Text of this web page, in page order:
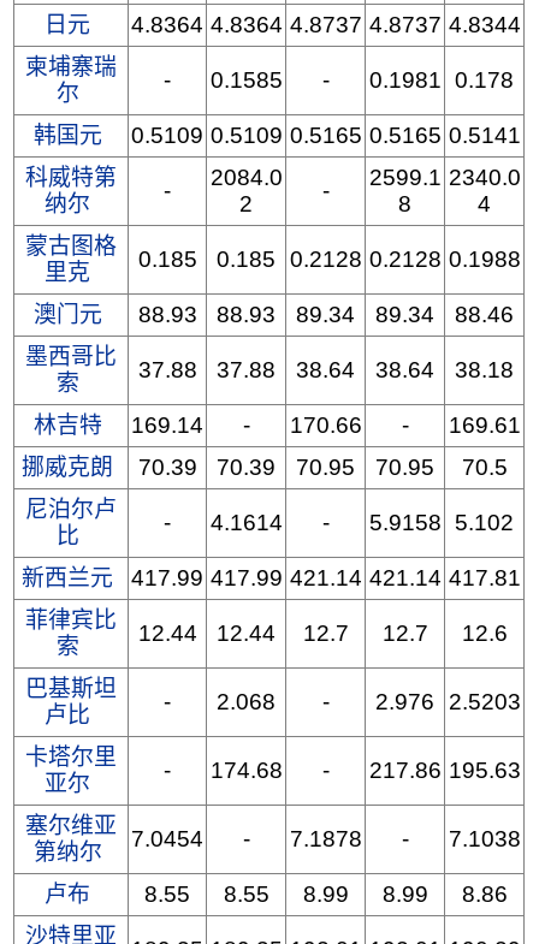
日元
4.8364 4.8364 4.8737 4.8737 4.8344
柬埔寨瑞
尔
- 0.1585 - 0.1981 0.178
韩国元 0.5109 0.5109 0.5165 0.5165 0.5141
科威特第
纳尔
-
2084.0
2
-
2599.1
8
2340.0
4
蒙古图格
里克
0.185 0.185 0.2128 0.2128 0.1988
澳门元 88.93 88.93 89.34 89.34
88.46
墨西哥比
索
37.88 37.88 38.64 38.64 38.18
林吉特 169.14 - 170.66 -
169.61
挪威克朗
70.39 70.39 70.95 70.95
70.5
尼泊尔卢
比
- 4.1614 - 5.9158 5.102
新西兰元 417.99 417.99 421.14 421.14 417.81
菲律宾比
索
12.44 12.44 12.7 12.7 12.6
巴基斯坦
卢比
- 2.068 - 2.976 2.5203
卡塔尔里
亚尔
- 174.68 - 217.86 195.63
塞尔维亚
第纳尔
7.0454 - 7.1878 - 7.1038
卢布 8.55 8.55 8.99 8.99
8.86
沙特里亚